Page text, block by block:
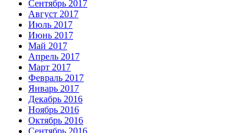
Сентябрь 2017
Август 2017
Июль 2017
Июнь 2017
Май 2017
Апрель 2017
Март 2017
Февраль 2017
Январь 2017
Декабрь 2016
Ноябрь 2016
Октябрь 2016
Сентябрь 2016